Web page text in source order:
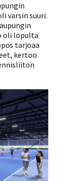
varsin suuri.
oli lopulta
tarjoaa
kertoo